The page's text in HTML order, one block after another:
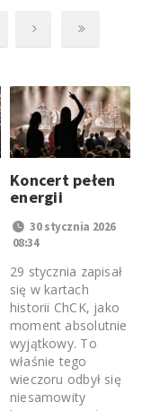
Koncert pełen
energii
30 stycznia 2026
08:34
29 stycznia zapisał
się w kartach
historii ChCK, jako
moment absolutnie
wyjątkowy. To
właśnie tego
wieczoru odbył się
niesamowity